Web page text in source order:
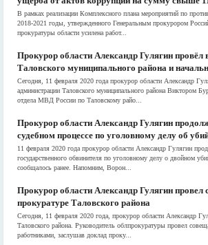
В рамках реализации Комплексного плана мероприятий по
2018-2021 годы, утвержденного Генеральным прокурором
прокуратуры области усилена работ...
Прокурор области Александр Гулягин провёл
Таловского муниципального района и
Сегодня, 11 февраля 2020 года прокурор области Александр
администрации Таловского муниципального района Виктором
отдела МВД России по Таловскому райо...
Прокурор области Александр Гулягин
судебном процессе по уголовному делу об
11 февраля 2020 года прокурор области Александр Гулягин
государственного обвинителя по уголовному делу о двойном
сообщалось ранее. Напомним, Ворон...
Прокурор области Александр Гулягин провел
прокуратуре Таловского района
Сегодня, 11 февраля 2020 года, прокурор области Александр
Таловского района. Руководитель облпрокуратуры провел
работниками, заслушав доклад проку...